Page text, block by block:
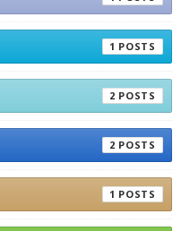
1
2
2
1